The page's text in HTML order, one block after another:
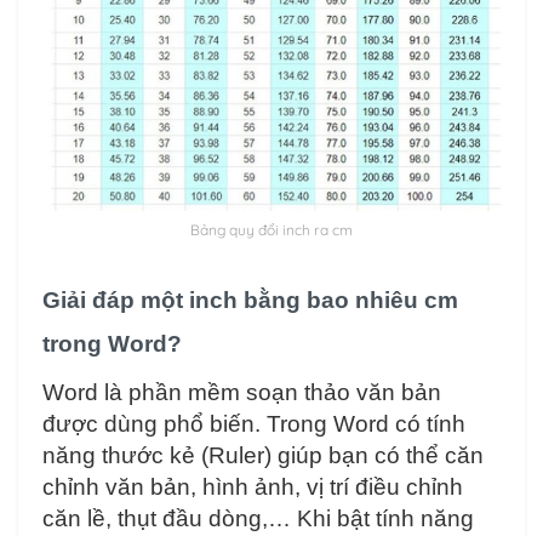
Bảng quy đổi inch ra cm
Giải đáp một inch bằng bao nhiêu cm
trong Word?
Word là phần mềm soạn thảo văn bản
được dùng phổ biến. Trong Word có tính
năng thước kẻ (Ruler) giúp bạn có thể căn
chỉnh văn bản, hình ảnh, vị trí điều chỉnh
căn lề, thụt đầu dòng,… Khi bật tính năng